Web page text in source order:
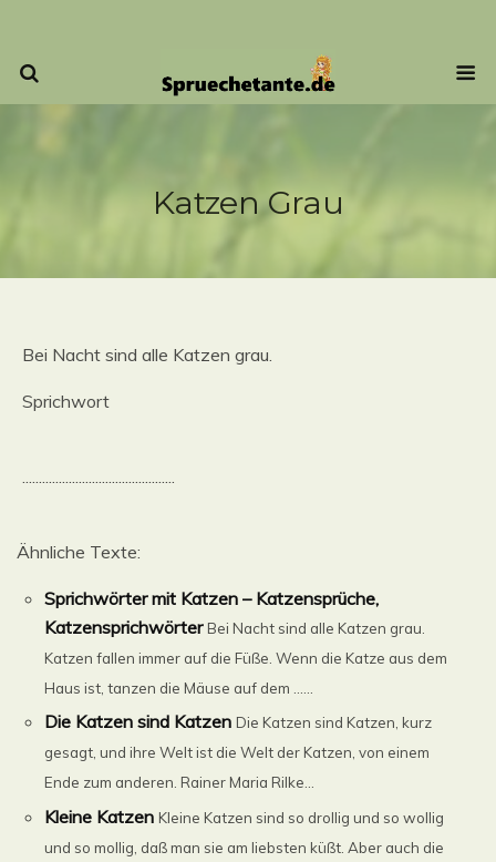
Katzen Grau
Bei Nacht sind alle Katzen grau.
Sprichwort
..............................................
Ähnliche Texte:
Sprichwörter mit Katzen – Katzensprüche,
Katzensprichwörter Bei Nacht sind alle Katzen grau.
Katzen fallen immer auf die Füße. Wenn die Katze aus dem
Haus ist, tanzen die Mäuse auf dem ......
Die Katzen sind Katzen Die Katzen sind Katzen, kurz
gesagt, und ihre Welt ist die Welt der Katzen, von einem
Ende zum anderen. Rainer Maria Rilke...
Kleine Katzen Kleine Katzen sind so drollig und so wollig
und so mollig, daß man sie am liebsten küßt. Aber auch die